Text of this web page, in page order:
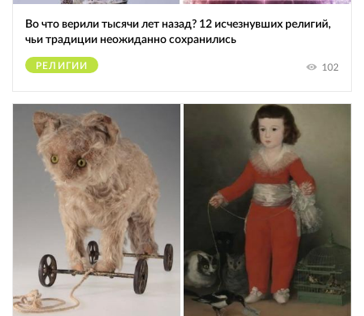
Во что верили тысячи лет назад? 12 исчезнувших религий,
чьи традиции неожиданно сохранились
РЕЛИГИИ 102